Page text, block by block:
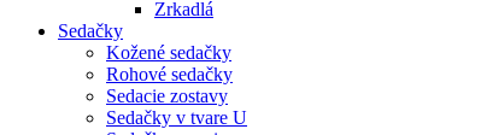
Zrkadlá
Sedačky
Kožené sedačky
Rohové sedačky
Sedacie zostavy
Sedačky v tvare U